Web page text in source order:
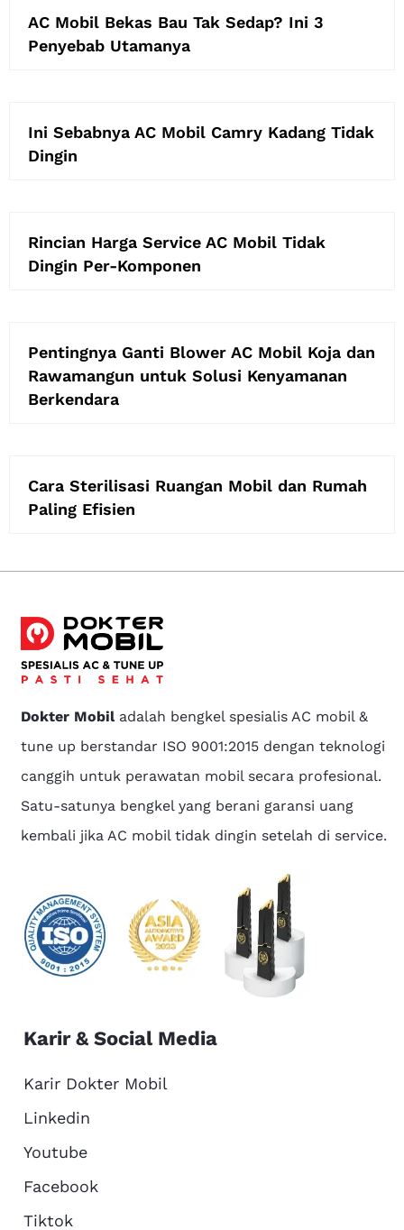
AC Mobil Bekas Bau Tak Sedap? Ini 3
Penyebab Utamanya
Ini Sebabnya AC Mobil Camry Kadang Tidak
Dingin
Rincian Harga Service AC Mobil Tidak
Dingin Per-Komponen
Pentingnya Ganti Blower AC Mobil Koja dan
Rawamangun untuk Solusi Kenyamanan
Berkendara
Cara Sterilisasi Ruangan Mobil dan Rumah
Paling Efisien
Dokter Mobiladalah bengkel spesialis AC mobil &
tune up berstandar ISO 9001:2015 dengan teknologi
canggih untuk perawatan mobil secara profesional.
Satu-satunya bengkel yang berani garansi uang
kembali jika AC mobil tidak dingin setelah di service.
Karir & Social Media
Karir Dokter Mobil
Linkedin
Youtube
Facebook
Tiktok